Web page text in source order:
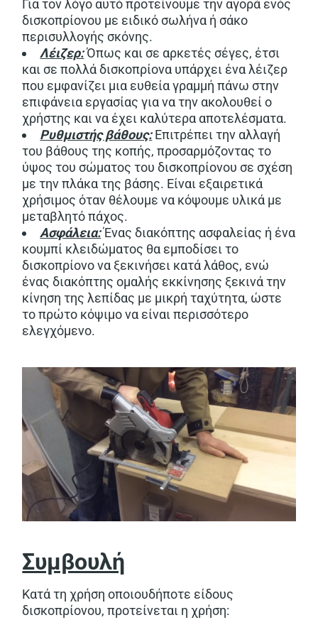
Για τον λόγο αυτό προτείνουμε την αγορά ενός
δισκοπρίονου με ειδικό σωλήνα ή σάκο
περισυλλογής σκόνης.
Λέιζερ:Όπως και σε αρκετές σέγες, έτσι
και σε πολλά δισκοπρίονα υπάρχει ένα λέιζερ
που εμφανίζει μια ευθεία γραμμή πάνω στην
επιφάνεια εργασίας για να την ακολουθεί ο
χρήστης και να έχει καλύτερα αποτελέσματα.
Ρυθμιστής βάθους:Επιτρέπει την αλλαγή
του βάθους της κοπής, προσαρμόζοντας το
ύψος του σώματος του δισκοπρίονου σε σχέση
με την πλάκα της βάσης. Είναι εξαιρετικά
χρήσιμος όταν θέλουμε να κόψουμε υλικά με
μεταβλητό πάχος.
Ασφάλεια:Ένας διακόπτης ασφαλείας ή ένα
κουμπί κλειδώματος θα εμποδίσει το
δισκοπρίονο να ξεκινήσει κατά λάθος, ενώ
ένας διακόπτης ομαλής εκκίνησης ξεκινά την
κίνηση της λεπίδας με μικρή ταχύτητα, ώστε
το πρώτο κόψιμο να είναι περισσότερο
ελεγχόμενο.
Συμβουλή
Κατά τη χρήση οποιουδήποτε είδους
δισκοπρίονου, προτείνεται η χρήση: